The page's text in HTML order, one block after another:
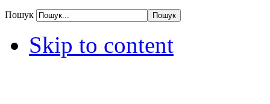
Пошук
Skip to content